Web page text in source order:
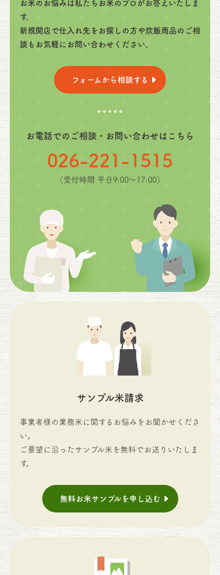
お米のお悩みは私たちお米のプロがお答えいたしま
す。
新規開店で仕入れ先をお探しの方や炊飯商品のご相
談もお気軽にお問い合わせください。
フォームから相談する
お電話でのご相談・お問い合わせはこちら
026-221-1515
（受付時間 平日9:00〜17:00）
サンプル米請求
事業者様の業務米に関するお悩みをお聞かせくださ
い。
ご要望に沿ったサンプル米を無料でお送りいたしま
す。
無料お米サンプルを申し込む